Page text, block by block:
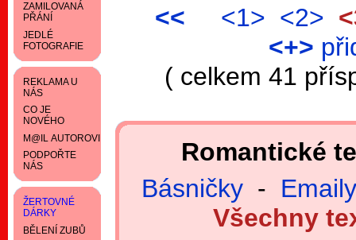
<< <1> <2>
<+>
( celkem 41
Romantické
Básničky- Emaily
Všechny
ZAMILOVANÁ
PŘÁNÍ
JEDLÉ
FOTOGRAFIE
REKLAMA U
NÁS
CO JE
NOVÉHO
M@IL AUTOROVI
PODPOŘTE
NÁS
ŽERTOVNÉ
DÁRKY
BĚLENÍ ZUBŮ